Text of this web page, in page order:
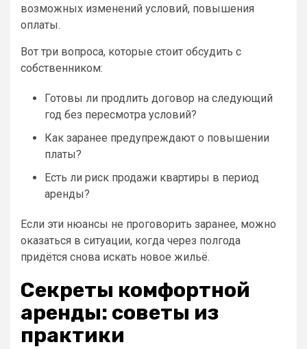
возможных изменений условий, повышения
оплаты.
Вот три вопроса, которые стоит обсудить с
собственником:
Готовы ли продлить договор на следующий
год без пересмотра условий?
Как заранее предупреждают о повышении
платы?
Есть ли риск продажи квартиры в период
аренды?
Если эти нюансы не проговорить заранее, можно
оказаться в ситуации, когда через полгода
придётся снова искать новое жильё.
Секреты комфортной
аренды: советы из
практики